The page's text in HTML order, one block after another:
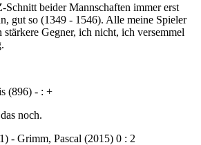
beider Mannschaften immer erst
gut so (1349 - 1546). Alle meine Spieler
Gegner, ich nicht, ich versemmel
(896) - : +
noch.
- Grimm, Pascal (2015) 0 : 2